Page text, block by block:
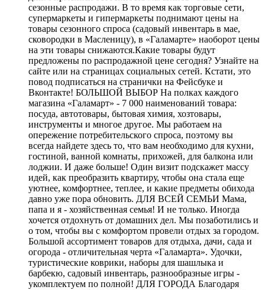
сезонные распродажи. В то время как торговые сети,
супермаркеты и гипермаркеты поднимают цены на
товары сезонного спроса (садовый инвентарь в мае,
сковородки в Масленицу), в «Галамарте» наоборот цены
на эти товары снижаются.Какие товары будут
предложены по распродажной цене сегодня? Узнайте на
сайте или на страницах социальных сетей. Кстати, это
повод подписаться на странички на Фейсбуке и
Вконтакте! БОЛЬШОЙ ВЫБОР На полках каждого
магазина «Галамарт» - 7 000 наименований товара:
посуда, автотовары, бытовая химия, хозтовары,
инструменты и многое другое. Мы работаем на
опережение потребительского спроса, поэтому вы
всегда найдете здесь то, что вам необходимо для кухни,
гостиной, ванной комнаты, прихожей, для балкона или
лоджии. И даже больше! Один визит подскажет массу
идей, как преобразить квартиру, чтобы она стала еще
уютнее, комфортнее, теплее, и какие предметы обихода
давно уже пора обновить. ДЛЯ ВСЕЙ СЕМЬИ Мама,
папа и я - хозяйственная семья! И не только. Иногда
хочется отдохнуть от домашних дел. Мы позаботились и
о том, чтобы вы с комфортом провели отдых за городом.
Большой ассортимент товаров для отдыха, дачи, сада и
огорода - отличительная черта «Галамарта». Удочки,
туристические коврики, наборы для шашлыка и
барбекю, садовый инвентарь, разнообразные игры -
укомплектуем по полной! ДЛЯ ГОРОДА Благодаря